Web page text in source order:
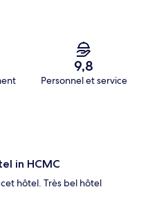
9,8
Personnel et service
in HCMC
hôtel. Très bel hôtel